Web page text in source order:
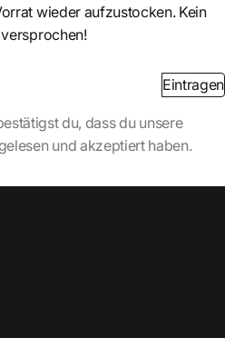
wieder aufzustocken. Kein
Eintragen
du, dass du unsere
und akzeptiert haben.